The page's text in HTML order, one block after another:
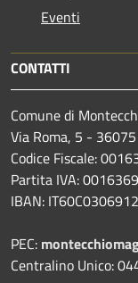
Eventi
CONTATTI
Comune di
Via Roma, 5 -
Codice Fiscale:
Partita IVA:
IBAN:
PEC:
Centralino Unico: